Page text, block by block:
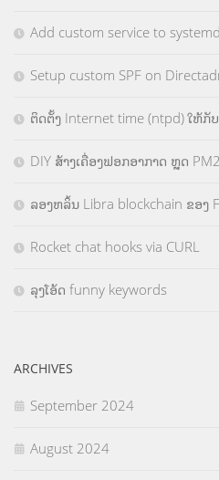
Add custom service to
Setup custom SPF on
ຕິດຕັ້ງ Internet time (ntpd) ໃຫ້ກັ
DIY ສ້າງເຄື່ອງຟອກອາກາດ ຫຼຸດ
ລອງຫລິ້ນ Libra blockchain ຂອງ
Rocket chat hooks via CURL
ລຸງໂອ້ດ funny keywords
ARCHIVES
September 2024
August 2024